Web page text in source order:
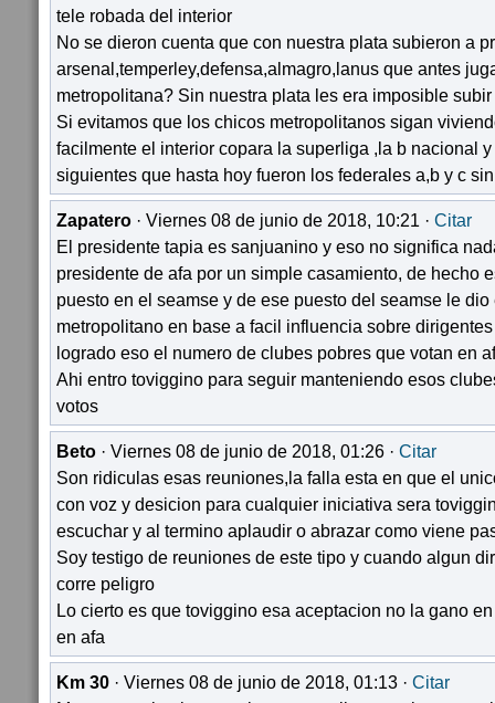
tele robada del interior
No se dieron cuenta que con nuestra plata subieron a
arsenal,temperley,defensa,almagro,lanus que antes
metropolitana? Sin nuestra plata les era imposible
Si evitamos que los chicos metropolitanos sigan
facilmente el interior copara la superliga ,la b nacional
siguientes que hasta hoy fueron los federales a,b y c
Zapatero · Viernes 08 de junio de 2018, 10:21 · Citar
El presidente tapia es sanjuanino y eso no significa
presidente de afa por un simple casamiento, de hecho
puesto en el seamse y de ese puesto del seamse le
metropolitano en base a facil influencia sobre
logrado eso el numero de clubes pobres que votan en
Ahi entro toviggino para seguir manteniendo esos
votos
Beto · Viernes 08 de junio de 2018, 01:26 · Citar
Son ridiculas esas reuniones,la falla esta en que el
con voz y desicion para cualquier iniciativa sera
escuchar y al termino aplaudir o abrazar como viene
Soy testigo de reuniones de este tipo y cuando algun
corre peligro
Lo cierto es que toviggino esa aceptacion no la gano
en afa
Km 30 · Viernes 08 de junio de 2018, 01:13 · Citar